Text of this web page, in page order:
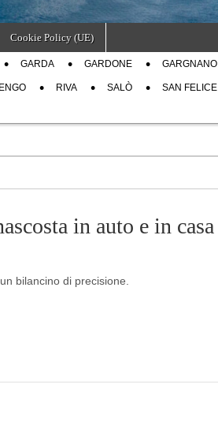
Cookie Policy (UE)
GARDA GARDONE GARGNANO
RIVA SALÒ SAN FELICE
in auto e in casa
bilancino di precisione.